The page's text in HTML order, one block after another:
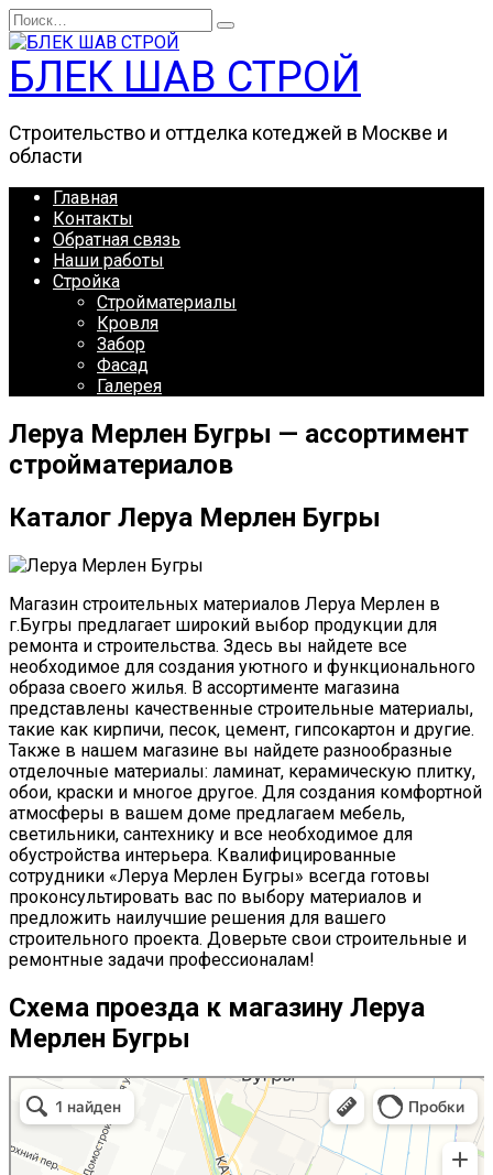
Перейти
к
содержанию
Search
for:
БЛЕК ШАВ СТРОЙ
Строительство и оттделка котеджей в Москве и
области
Главная
Контакты
Обратная связь
Наши работы
Стройка
Стройматериалы
Кровля
Забор
Фасад
Галерея
Леруа Мерлен Бугры — ассортимент
стройматериалов
Каталог Леруа Мерлен Бугры
Магазин строительных материалов Леруа Мерлен в
г.Бугры предлагает широкий выбор продукции для
ремонта и строительства. Здесь вы найдете все
необходимое для создания уютного и функционального
образа своего жилья. В ассортименте магазина
представлены качественные строительные материалы,
такие как кирпичи, песок, цемент, гипсокартон и другие.
Также в нашем магазине вы найдете разнообразные
отделочные материалы: ламинат, керамическую плитку,
обои, краски и многое другое. Для создания комфортной
атмосферы в вашем доме предлагаем мебель,
светильники, сантехнику и все необходимое для
обустройства интерьера. Квалифицированные
сотрудники «Леруа Мерлен Бугры» всегда готовы
проконсультировать вас по выбору материалов и
предложить наилучшие решения для вашего
строительного проекта. Доверьте свои строительные и
ремонтные задачи профессионалам!
Схема проезда к магазину Леруа
Мерлен Бугры
Леруа Мерлен Бугры в Санкт‑Петербурге
Санкт‑Петербург